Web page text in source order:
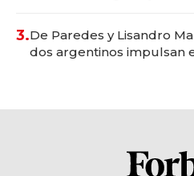
3.De Paredes y Lisandro
dos argentinos impulsan